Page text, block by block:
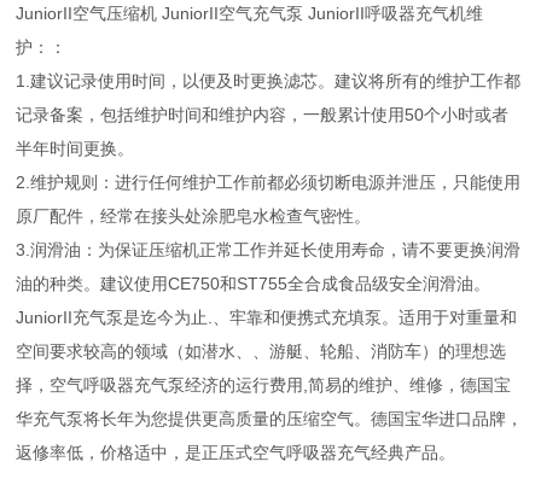
JuniorII空气压缩机 JuniorII空气充气泵 JuniorII呼吸器充气机维
护：：
1.建议记录使用时间，以便及时更换滤芯。建议将所有的维护工作都
记录备案，包括维护时间和维护内容，一般累计使用50个小时或者
半年时间更换。
2.维护规则：进行任何维护工作前都必须切断电源并泄压，只能使用
原厂配件，经常在接头处涂肥皂水检查气密性。
3.润滑油：为保证压缩机正常工作并延长使用寿命，请不要更换润滑
油的种类。建议使用CE750和ST755全合成食品级安全润滑油。
JuniorII充气泵是迄今为止.、牢靠和便携式充填泵。适用于对重量和
空间要求较高的领域（如潜水、、游艇、轮船、消防车）的理想选
择，空气呼吸器充气泵经济的运行费用,简易的维护、维修，德国宝
华充气泵将长年为您提供更高质量的压缩空气。德国宝华进口品牌，
返修率低，价格适中，是正压式空气呼吸器充气经典产品。